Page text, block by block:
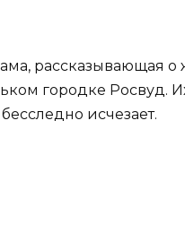
рассказывающая о
городке Росвуд.
исчезает.